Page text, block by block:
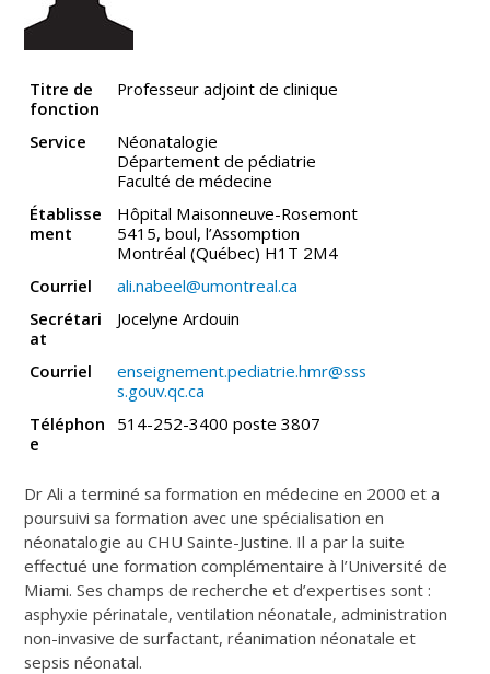
Titre de
fonction
Professeur adjoint de clinique
Service
Néonatalogie
Département de pédiatrie
Faculté de médecine
Établisse
ment
Hôpital Maisonneuve-Rosemont
5415, boul, l’Assomption
Montréal (Québec) H1T 2M4
Courriel
ali.nabeel@umontreal.ca
Secrétari
at
Jocelyne Ardouin
Courriel
enseignement.pediatrie.hmr@sss
s.gouv.qc.ca
Téléphon
e
514-252-3400 poste 3807
Dr Ali a terminé sa formation en médecine en 2000 et a
poursuivi sa formation avec une spécialisation en
néonatalogie au CHU Sainte-Justine. Il a par la suite
effectué une formation complémentaire à l’Université de
Miami. Ses champs de recherche et d’expertises sont :
asphyxie périnatale, ventilation néonatale, administration
non-invasive de surfactant, réanimation néonatale et
sepsis néonatal.